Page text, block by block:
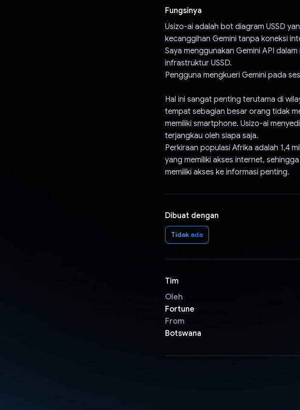
Fungsinya
Usizo-ai adalah bot diagram USSD
kecanggihan Gemini tanpa koneksi
Saya menggunakan Gemini API
infrastruktur USSD.
Pengguna mengkueri Gemini pada
Hal ini sangat penting terutama di
tempat sebagian besar orang tidak
memiliki smartphone. Usizo-ai
terjangkau oleh siapa saja.
Perkiraan populasi Afrika adalah 1,4
yang memiliki akses internet,
memiliki akses ke informasi penting.
Dibuat dengan
Tidak ada
Tim
Oleh
Fortune
From
Botswana